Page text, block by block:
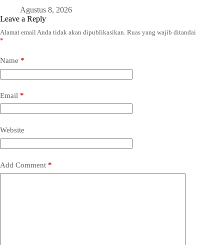
Agustus 8, 2026
Leave a Reply
Alamat email Anda tidak akan dipublikasikan. Ruas yang wajib ditandai
*
Name *
Email *
Website
Add Comment *